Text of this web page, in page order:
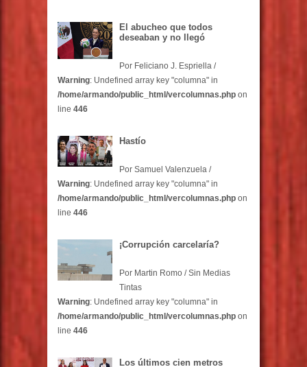
El abucheo que todos
deseaban y no llegó
Por Feliciano J. Espriella /
Warning: Undefined array key "columna" in
/home/armando/public_html/vercolumnas.php on
line 446
Hastío
Por Samuel Valenzuela /
Warning: Undefined array key "columna" in
/home/armando/public_html/vercolumnas.php on
line 446
¡Corrupción carcelaría?
Por Martin Romo / Sin Medias
Tintas
Warning: Undefined array key "columna" in
/home/armando/public_html/vercolumnas.php on
line 446
Los últimos cien metros